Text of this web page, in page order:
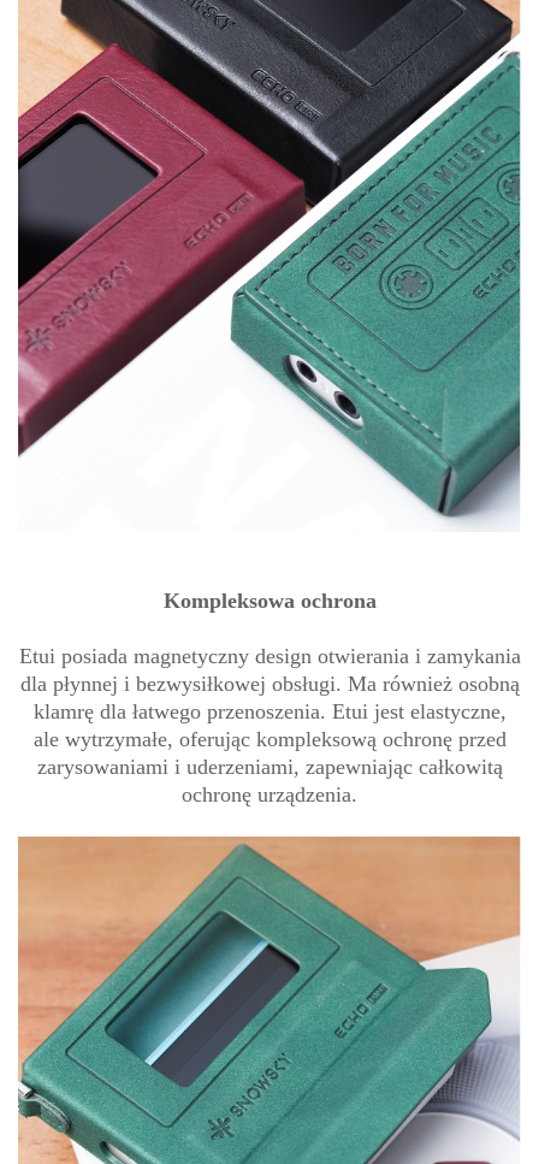
Kompleksowa ochrona
Etui posiada magnetyczny design otwierania i zamykania
dla płynnej i bezwysiłkowej obsługi. Ma również osobną
klamrę dla łatwego przenoszenia. Etui jest elastyczne,
ale wytrzymałe, oferując kompleksową ochronę przed
zarysowaniami i uderzeniami, zapewniając całkowitą
ochronę urządzenia.